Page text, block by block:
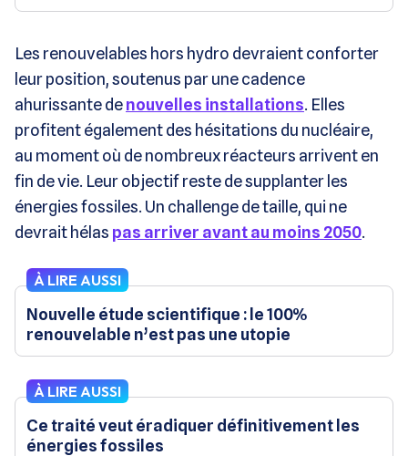
Les renouvelables hors hydro devraient conforter
leur position, soutenus par une cadence
ahurissante denouvelles installations. Elles
profitent également des hésitations du nucléaire,
au moment où de nombreux réacteurs arrivent en
fin de vie. Leur objectif reste de supplanter les
énergies fossiles. Un challenge de taille, qui ne
devrait hélas pas arriver avant au moins 2050.
À LIRE AUSSI
Nouvelle étude scientifique : le 100%
renouvelable n’est pas une utopie
À LIRE AUSSI
Ce traité veut éradiquer définitivement les
énergies fossiles